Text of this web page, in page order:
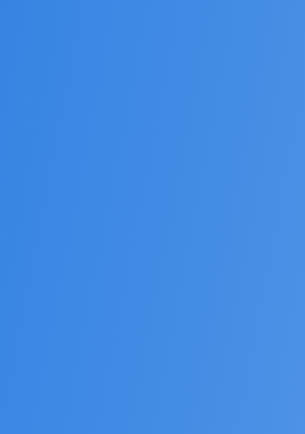
Улсын Мэргэн цолны